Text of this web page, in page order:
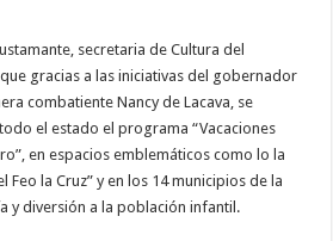
secretaria de Cultura del
gracias a las iniciativas del gobernador
combatiente Nancy de Lacava, se
el estado el programa “Vacaciones
en espacios emblemáticos como lo la
Feo la Cruz” y en los 14 municipios de la
y diversión a la población infantil.